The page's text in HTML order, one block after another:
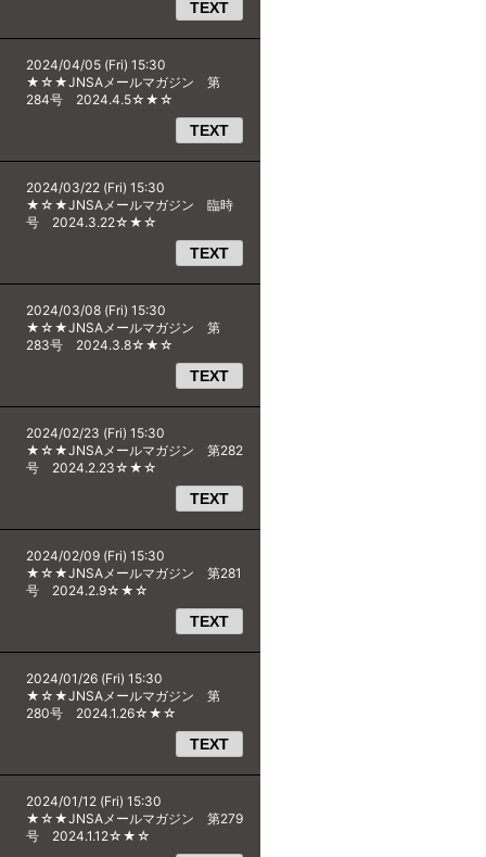
TEXT
2024/04/05 (Fri) 15:30
★☆★JNSAメールマガジン 第
284号 2024.4.5☆★☆
TEXT
2024/03/22 (Fri) 15:30
★☆★JNSAメールマガジン 臨時
号 2024.3.22☆★☆
TEXT
2024/03/08 (Fri) 15:30
★☆★JNSAメールマガジン 第
283号 2024.3.8☆★☆
TEXT
2024/02/23 (Fri) 15:30
★☆★JNSAメールマガジン 第282
号 2024.2.23☆★☆
TEXT
2024/02/09 (Fri) 15:30
★☆★JNSAメールマガジン 第281
号 2024.2.9☆★☆
TEXT
2024/01/26 (Fri) 15:30
★☆★JNSAメールマガジン 第
280号 2024.1.26☆★☆
TEXT
2024/01/12 (Fri) 15:30
★☆★JNSAメールマガジン 第279
号 2024.1.12☆★☆